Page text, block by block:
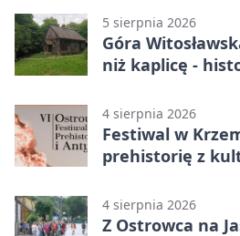
5 sierpnia 2026
Góra
niż kaplicę -
4 sierpnia 2026
Festiwal w
prehistorię z
4 sierpnia 2026
Z Ostrowca na